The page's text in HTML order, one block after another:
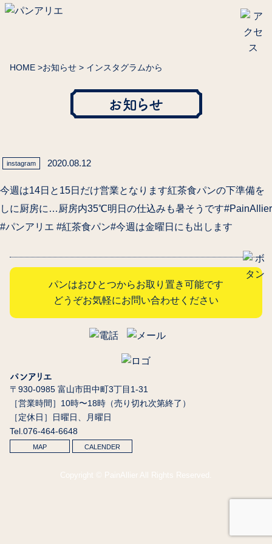
HOME >お知らせ > インスタグラムから
お知らせ
instagram 2020.08.12
今週は14日と15日だけ営業となります紅茶食パンの下準備を
しに厨房に…厨房内35℃明日の仕込みも暑そうです#PainAllier
#パンアリエ #紅茶食パン#今週は金曜日にも出します
パンはおひとつからお取り置き可能です
どうぞお気軽にお問い合わせください
パンアリエ
〒930-0985 富山市田中町3丁目1-31
［営業時間］10時〜18時（売り切れ次第終了）
［定休日］日曜日、月曜日
Tel.076-464-6648
MAP CALENDER
Copyright © PainAllier All Rights Reserved.